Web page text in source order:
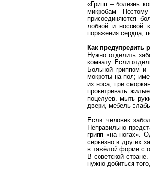
«Грипп – болезнь
микробам.
присоединяются
лобной и носовой
поражения сердца,
Как предупредить
Нужно отделить
комнату. Если
Больной гриппом
мокроты на пол;
из носа; при
проветривать
поцелуев, мыть
двери, мебель
Если человек
Неправильно
грипп «на ногах».
серьёзно и других
в тяжёлой форме с
В советской
нужно добиться